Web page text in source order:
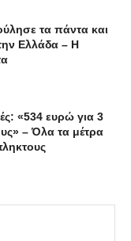
τα πάντα και
Ελλάδα – Η
«534 ευρώ για 3
– Όλα τα μέτρα